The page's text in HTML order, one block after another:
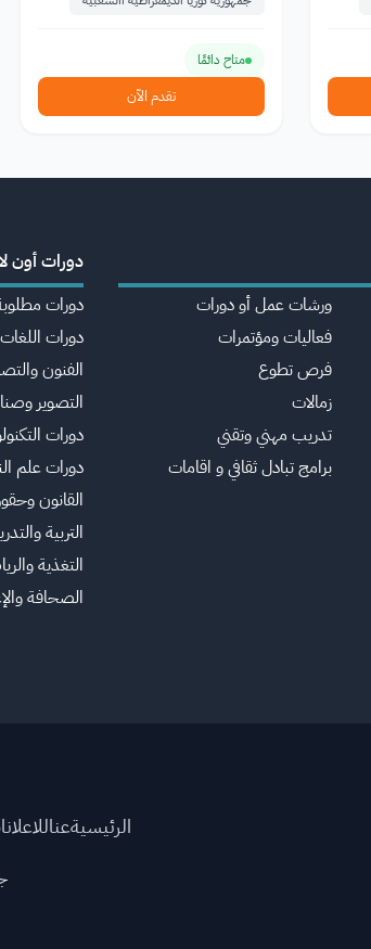
متاح دائمًا
تقدم الآن
ورشات عمل أو دورات
فعاليات ومؤتمرات
فرص تطوع
زمالات
تدريب مهني وتقني
برامج تبادل ثقافي و اقامات
دورات أون
دورات
دورات
الفنون
التصوير
دورات
دورات علم
القانون
التربية
التغذية
الصحافة
الرئيسيةعنا